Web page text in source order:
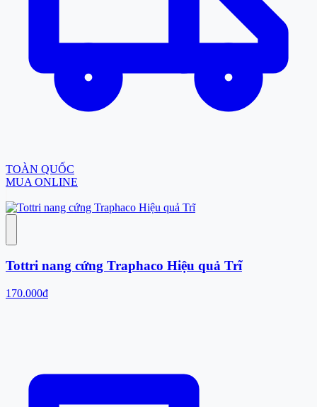
TOÀN QUỐC
MUA ONLINE
Tottri nang cứng Traphaco Hiệu quả Trĩ
170.000đ